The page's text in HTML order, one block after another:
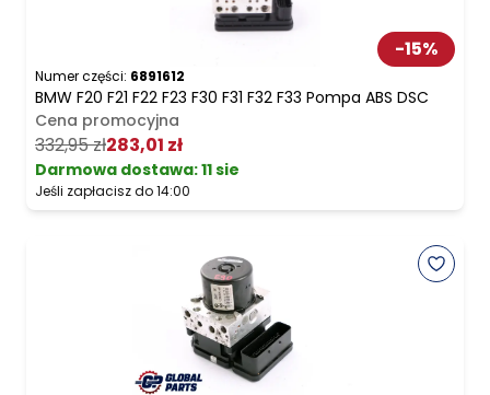
-15%
Numer części: 6891612
BMW F20 F21 F22 F23 F30 F31 F32 F33 Pompa ABS DSC
Cena promocyjna
332,95 zł283,01 zł
Darmowa dostawa:11 sie
Jeśli zapłacisz do 14:00